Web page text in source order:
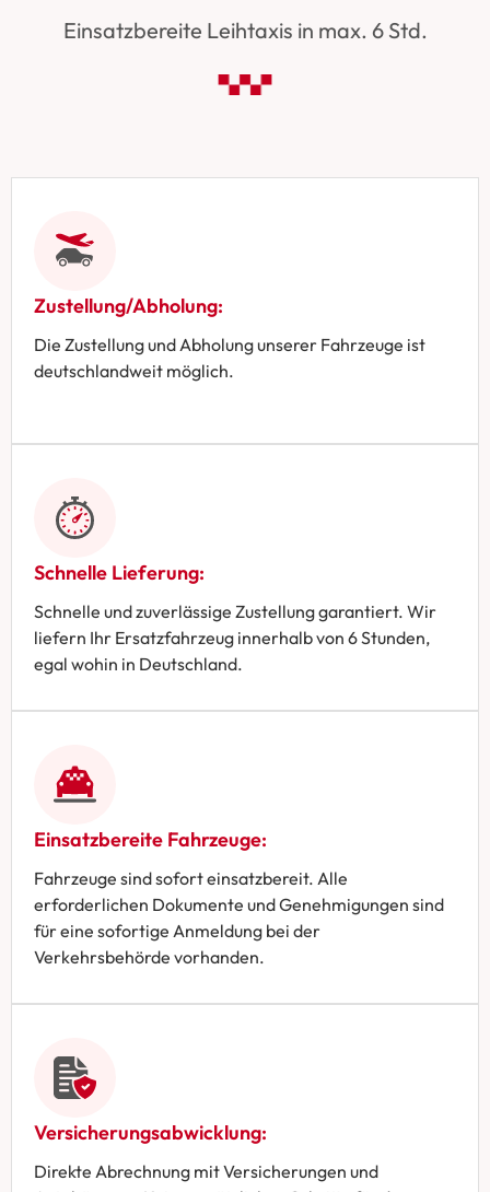
Einsatzbereite Leihtaxis in max. 6 Std.
Zustellung/Abholung:
Die Zustellung und Abholung unserer Fahrzeuge ist
deutschlandweit möglich.
Schnelle Lieferung:
Schnelle und zuverlässige Zustellung garantiert. Wir
liefern Ihr Ersatzfahrzeug innerhalb von 6 Stunden,
egal wohin in Deutschland.
Einsatzbereite Fahrzeuge:
Fahrzeuge sind sofort einsatzbereit. Alle
erforderlichen Dokumente und Genehmigungen sind
für eine sofortige Anmeldung bei der
Verkehrsbehörde vorhanden.
Versicherungsabwicklung:
Direkte Abrechnung mit Versicherungen und